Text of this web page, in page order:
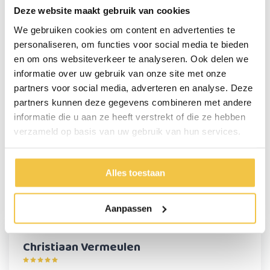
Deze website maakt gebruik van cookies
We gebruiken cookies om content en advertenties te
personaliseren, om functies voor social media te bieden
en om ons websiteverkeer te analyseren. Ook delen we
informatie over uw gebruik van onze site met onze
partners voor social media, adverteren en analyse. Deze
partners kunnen deze gegevens combineren met andere
informatie die u aan ze heeft verstrekt of die ze hebben
verzameld op basis van uw gebruik van hun services.
Alles toestaan
Aanpassen
Maximale gewicht gebruiker
Totaal gewicht
2.6 kg
Antislip poten
Ja
Materiaal
Polypropyleen en aluminium
Meerspecificaties
Start chat
(1)
Christiaan Vermeulen